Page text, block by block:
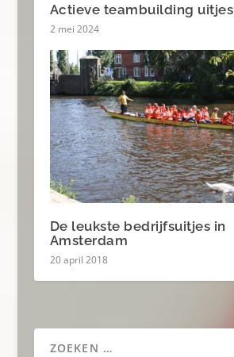
Actieve teambuilding uitjes
2 mei 2024
De leukste bedrijfsuitjes in
Amsterdam
20 april 2018